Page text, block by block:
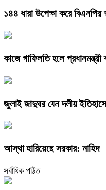
১৪৪ ধারা উপেক্ষা করে বিএনপির
কাজে গাফিলতি হলে
জুলাই জাদুঘর যেন দলীয়
আস্থা হারিয়েছে সরকার: নাহিদ
সর্বাধিক পঠিত